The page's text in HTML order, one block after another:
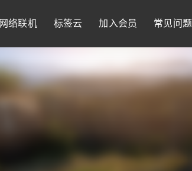
网络联机 标签云 加入会员 常见问题